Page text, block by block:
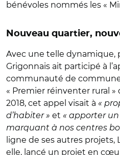
bénévoles nommés les «
Nouveau quartier,
Avec une telle dynamique,
Grigonnais ait participé à
communauté de
« Premier réinventer rural »
2018, cet appel visait à «
d’habiter » et « apporter
marquant à nos centres
ligne de ses autres projets,
elle, lancé un projet en